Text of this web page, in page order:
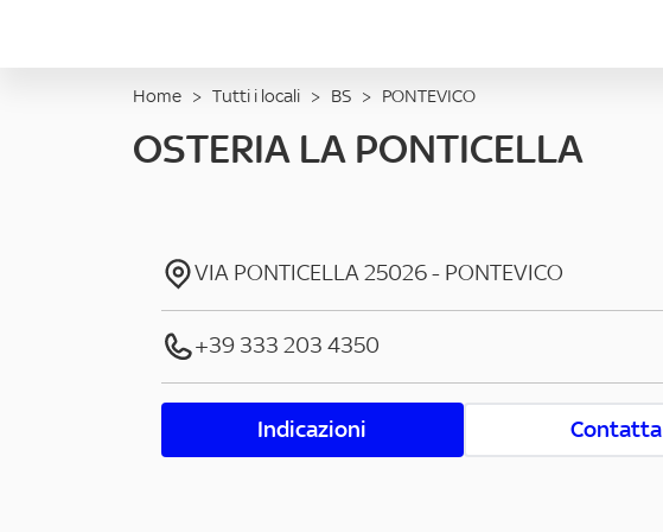
Home > Tutti i locali > BS > PONTEVICO
OSTERIA LA PONTICELLA
VIA PONTICELLA25026- PONTEVICO
+39 333 203 4350
Indicazioni Contatta